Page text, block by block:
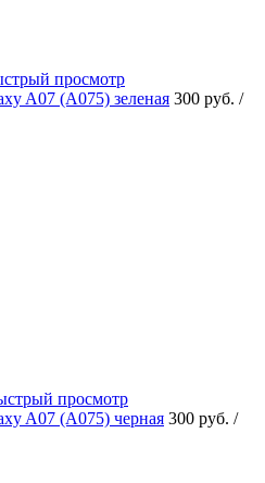
просмотр
A07 (A075) зеленая 300 руб. /
просмотр
A07 (A075) черная 300 руб. /